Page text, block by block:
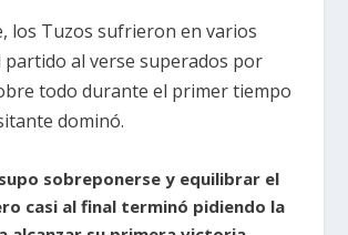
los Tuzos sufrieron en varios
partido al verse superados por
todo durante el primer tiempo
dominó.
sobreponerse y equilibrar el
casi al final terminó pidiendo la